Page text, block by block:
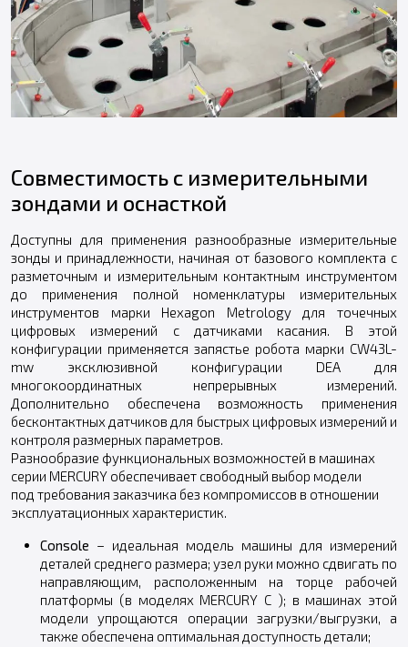
Совместимость с измерительными
зондами и оснасткой
Доступны для применения разнообразные измерительные
зонды и принадлежности, начиная от базового комплекта с
разметочным и измерительным контактным инструментом
до применения полной номенклатуры измерительных
инструментов марки Hexagon Metrology для точечных
цифровых измерений с датчиками касания. В этой
конфигурации применяется запястье робота марки CW43L-
mw эксклюзивной конфигурации DEA для
многокоординатных непрерывных измерений.
Дополнительно обеспечена возможность применения
бесконтактных датчиков для быстрых цифровых измерений и
контроля размерных параметров.
Разнообразие функциональных возможностей в машинах
серии MERCURY обеспечивает свободный выбор модели
под требования заказчика без компромиссов в отношении
эксплуатационных характеристик.
Console – идеальная модель машины для измерений
деталей среднего размера; узел руки можно сдвигать по
направляющим, расположенным на торце рабочей
платформы (в моделях MERCURY C ); в машинах этой
модели упрощаются операции загрузки/выгрузки, а
также обеспечена оптимальная доступность детали;